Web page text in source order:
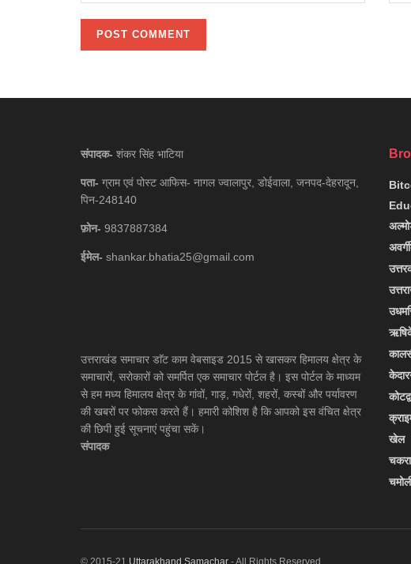
संपादक- शंकर सिंह भाटिया
पता- ग्राम एवं पोस्ट आफिस- नागल ज्वालापुर, डोईवाला, जनपद-देहरादून,
पिन-248140
फ़ोन- 9837887384
ईमेल- shankar.bhatia25@gmail.com
उत्तराखंड समाचार डाॅट काम वेबसाइड 2015 से खासकर हिमालय क्षेत्र के
समाचारों, सरोकारों को समर्पित एक समाचार पोर्टल है। इस पोर्टल के माध्यम
से हम मध्य हिमालय क्षेत्र के गांवों, गाड़, गधेरों, शहरों, कस्बों और पर्यावरण
की खबरों पर फोकस करते हैं। हमारी कोशिश है कि आपको इस वंचित क्षेत्र
की छिपी हुई सूचनाएं पहुंचा सकें।
संपादक
खेल
© 2015-21 Uttarakhand Samachar - All Rights Reserved.